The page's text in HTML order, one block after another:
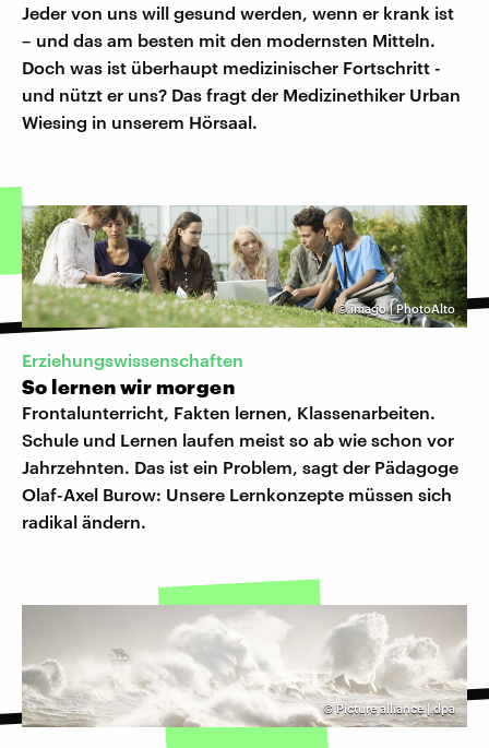
Jeder von uns will gesund werden, wenn er krank ist
– und das am besten mit den modernsten Mitteln.
Doch was ist überhaupt medizinischer Fortschritt -
und nützt er uns? Das fragt der Medizinethiker Urban
Wiesing in unserem Hörsaal.
©imago | PhotoAlto
Erziehungswissenschaften
So lernen wir morgen
Frontalunterricht, Fakten lernen, Klassenarbeiten.
Schule und Lernen laufen meist so ab wie schon vor
Jahrzehnten. Das ist ein Problem, sagt der Pädagoge
Olaf-Axel Burow: Unsere Lernkonzepte müssen sich
radikal ändern.
© Picture alliance | dpa